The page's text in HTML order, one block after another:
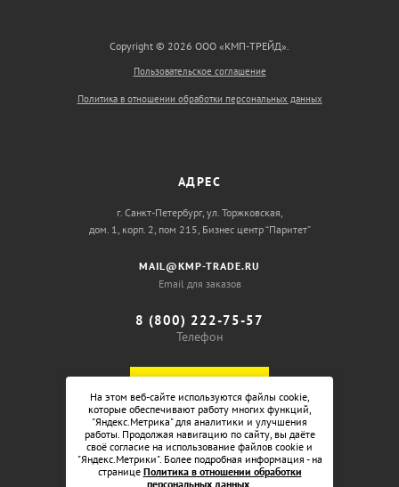
Copyright © 2026 ООО «КМП-ТРЕЙД».
Пользовательское соглашение
Политика в отношении обработки персональных данных
АДРЕС
г. Санкт-Петербург, ул. Торжковская,
дом. 1, корп. 2, пом 215, Бизнес центр “Паритет”
MAIL@KMP-TRADE.RU
Email для заказов
8 (800) 222-75-57
Телефон
На этом веб-сайте используются файлы cookie,
которые обеспечивают работу многих функций,
"Яндекс.Метрика" для аналитики и улучшения
работы. Продолжая навигацию по сайту, вы даёте
своё согласие на использование файлов cookie и
"Яндекс.Метрики". Более подробная информация - на
странице Политика в отношении обработки
персональных данных